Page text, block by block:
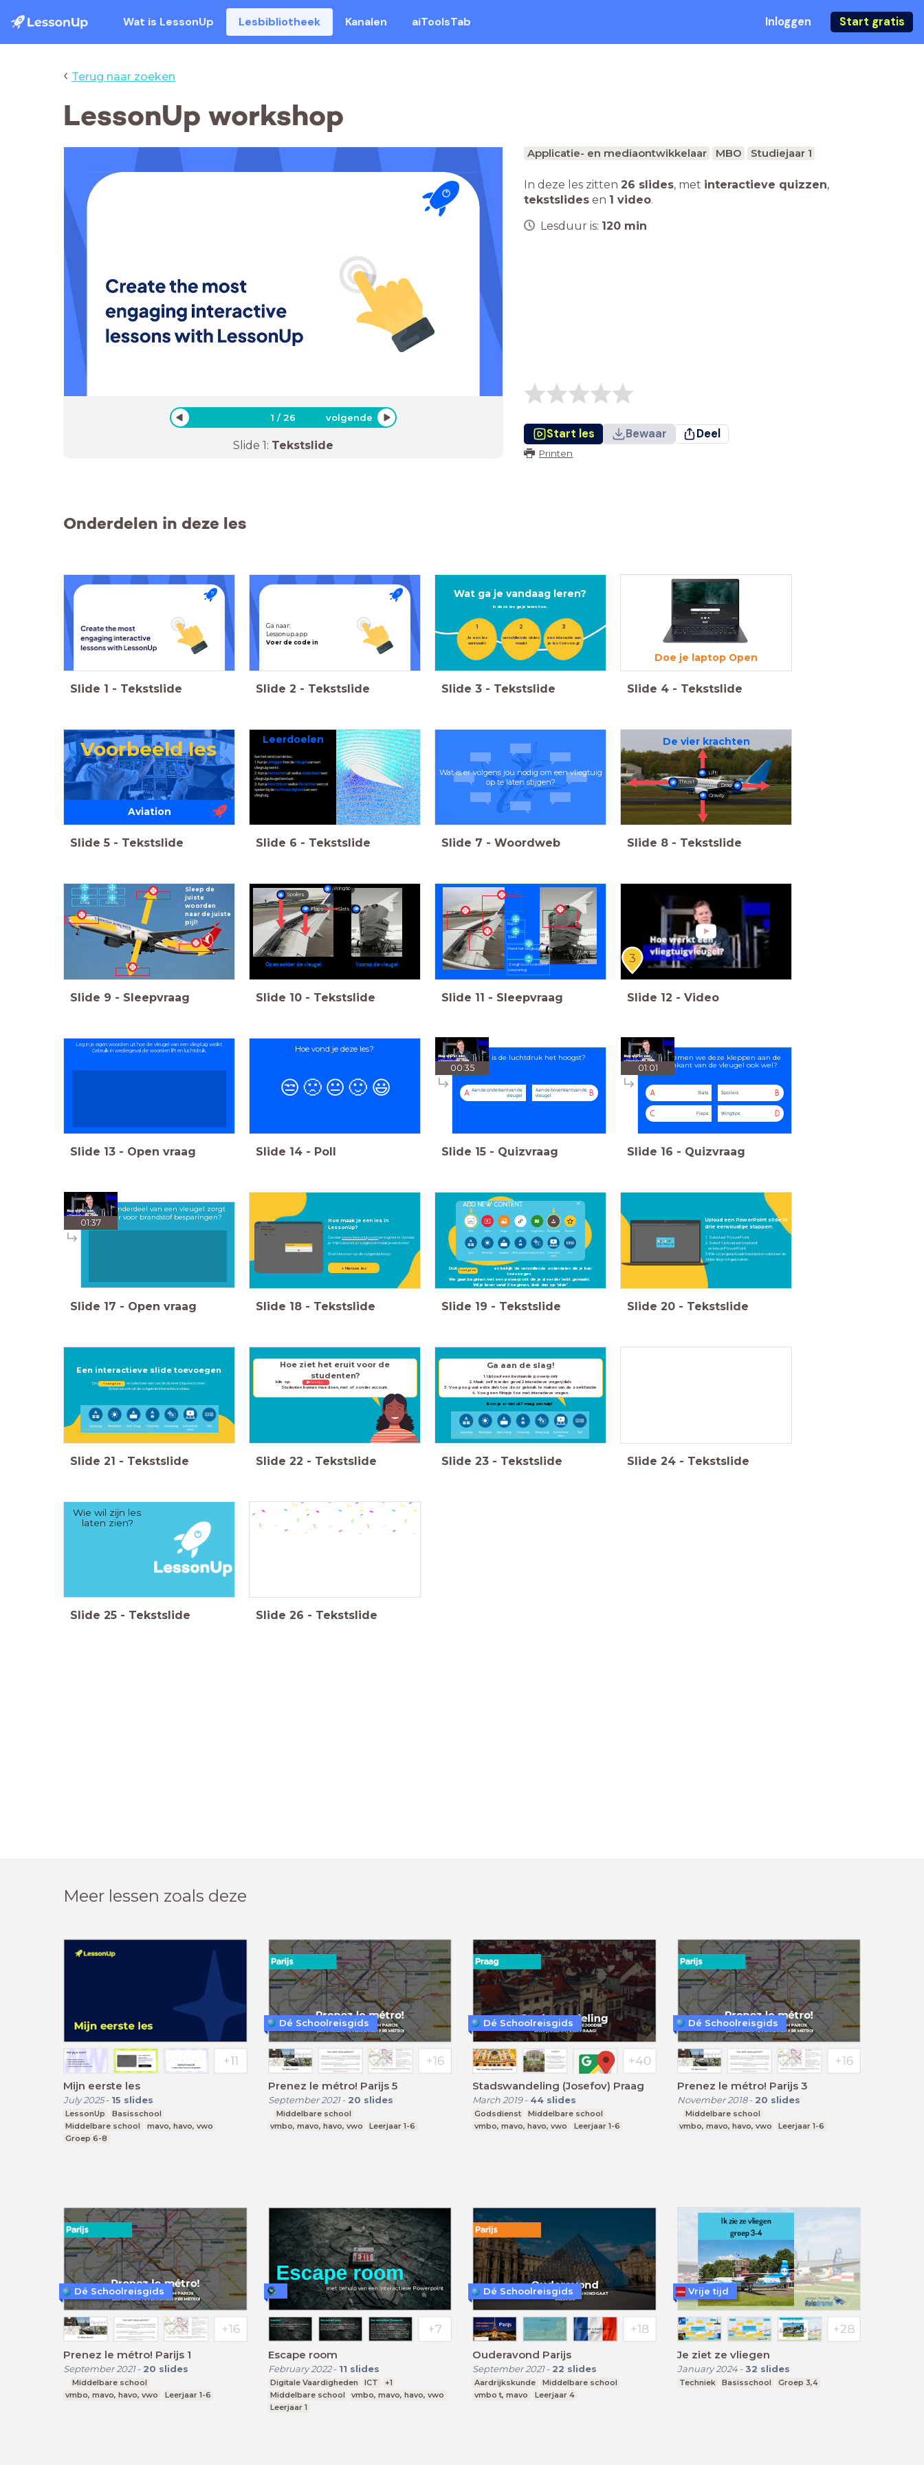
Wat is LessonUp Lesbibliotheek Kanalen aiToolsTab Inloggen Start gratis
‹ Terug naar zoeken
LessonUp workshop
1 /26 volgende
Slide 1: Tekstslide
Applicatie- en mediaontwikkelaar MBO Studiejaar 1
In deze les zitten 26 slides, met interactieve quizzen,
tekstslides en 1 video.
Lesduur is: 120 min
Start les Bewaar Deel
Printen
Onderdelen in deze les
Slide 1 - Tekstslide
Ga naar:
Lessonup.app
Voer de code in
Slide 2 - Tekstslide
Wat ga je vandaag leren?
In deze les ga je leren hoe..
1 2 3
Je een les
aanmaakt
verschillende slides
maakt
een interactie aan
je les toevoegt
Slide 3 - Tekstslide
Doe je laptop Open
Slide 4 - Tekstslide
Aviation
Voorbeeld les
Slide 5 - Tekstslide
Leerdoelen
Aan het eind van de les...
1. Kun jeuitleggenhoe devleugel van een
vliegtuig werkt.
2. Kun je benoemenuit welkeonderdeleneen
vliegtuigvleugel bestaat.
3. Kun je beschrijvenwelke 4 krachteneen rol
spelen bij de luchtwaardigheidvan een
vliegtuig.
Slide 6 - Tekstslide
Wat is er volgens jou nodig om een vliegtuig
op te laten stijgen?
Slide 7 - Woordweb
De vier krachten
Thrust
Drag
Gravity
Lift
Slide 8 - Tekstslide
Sleep de
juiste
woorden
naar de juiste
pijl!
Lift Thrust
Gravity
Drag
Slide 9 - Sleepvraag
Op en achter de vleugel Voorop de vleugel
Spoilers
Slats
Flaps
Wingtip
Slide 10 - Tekstslide
Zorgt voor brandstof
besparing
Remt het vliegtuig af
Flaps
Slats
Slide 11 - Sleepvraag
3
Slide 12 - Video
Leg in je eigen woorden uit hoe de vleugel van een vliegtuig werkt.
Gebruik in wedergeval de woorden lift en luchtdruk.
Slide 13 - Open vraag
Hoe vond je deze les?
😒 🙁 😐 🙂 😃
Slide 14 - Poll
00:35
Waar is de luchtdruk het hoogst?
A Aan de onderkant van de
vleugel
B
Aan de bovenkant van de
vleugel.
Slide 15 - Quizvraag
01:01
Hoe noemen we deze kleppen aan de
binnenkant van de vleugel ook wel?
A Slats B
Spoilers
C Flaps D
Wingtips
Slide 16 - Quizvraag
01:37
Welke onderdeel van een vleugel zorgt
noemer voor brandstof besparingen?
Slide 17 - Open vraag
Hoe maak je een les in
LessonUp?
Ga naarwww.lessonup.comen log hier in. Ga naar
je 'mijn LessonUp' pagina en maak je eerste les!
Druk hiervoor op de volgende knop:
+ Nieuwe les
Slide 18 - Tekstslide
Druk op en bekijk de verschillende onderdelen die je kan
toevoegen.
We gaan beginnen met een powerpoint die je al eerder hebt gemaakt.
Wil je liever vanaf 0 beginnen, druk dan op 'slide'
+ voeg toe
Slide 19 - Tekstslide
Upload een PowerPoint slide in
drie eenvoudige stappen:
1. Selecteer 'PowerPoint.
2. Select 'Upload een bestand'
en kies je PowerPoint.
3. Klik op je geüploade bestand en selecteer de
slides die je wil gebruiken.
Slide 20 - Tekstslide
Druk op en selecteer een van de donker blauwe iconen.
Je kan kiezen uit de volgende interactieve slides:
+ voeg toe
Een interactieve slide toevoegen
Slide 21 - Tekstslide
klik op
Studenten kunnen meedoen, met of zonder account.
Geef les
Hoe ziet het eruit voor de
studenten?
Slide 22 - Tekstslide
1. Upload een bestaande powerpoint
2. Maak zelf in ieder geval 2 interactieve vragen/dia's
3. Voeg nog wat extra dia's toe door gebruik te maken van de zoekfunctie
4. Voeg een filmpje toe met interactieve vragen.
Kom je er niet uit? vraag om hulp!
Ga aan de slag!
Slide 23 - Tekstslide Slide 24 - Tekstslide
Wie wil zijn les
laten zien?
Slide 25 - Tekstslide Slide 26 - Tekstslide
Meer lessen zoals deze
Mijn eerste les
July 2025- 15 slides
LessonUp
Basisschool
Middelbare school
mavo, havo, vwo
Groep 6-8
Prenez le métro! Parijs 5
September 2021- 20 slides
Middelbare school
vmbo, mavo, havo, vwo
Leerjaar 1-6
Dé Schoolreisgids
Stadswandeling (Josefov) Praag
March 2019- 44 slides
Godsdienst
Middelbare school
vmbo, mavo, havo, vwo
Leerjaar 1-6
Dé Schoolreisgids
Prenez le métro! Parijs 3
November 2018- 20 slides
Middelbare school
vmbo, mavo, havo, vwo
Leerjaar 1-6
Dé Schoolreisgids
Prenez le métro! Parijs 1
September 2021- 20 slides
Middelbare school
vmbo, mavo, havo, vwo
Leerjaar 1-6
Dé Schoolreisgids
Escape room
February 2022- 11 slides
Digitale Vaardigheden ICT
+1
Middelbare school
vmbo, mavo, havo, vwo
Leerjaar 1
Ouderavond Parijs
September 2021- 22 slides
Aardrijkskunde
Middelbare school
vmbo t, mavo
Leerjaar 4
Dé Schoolreisgids
Je ziet ze vliegen
January 2024- 32 slides
Techniek Basisschool Groep 3,4
Vrije tijd